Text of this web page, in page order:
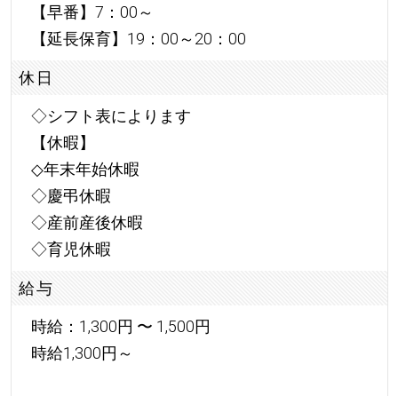
【早番】7：00～
【延長保育】19：00～20：00
休日
◇シフト表によります
【休暇】
◇年末年始休暇
◇慶弔休暇
◇産前産後休暇
◇育児休暇
給与
時給：1,300円 〜 1,500円
時給1,300円～